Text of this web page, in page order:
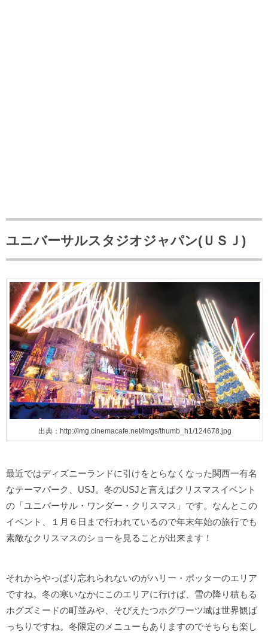
ユニバーサルスタジオジャパン(ＵＳＪ)
出典：http://img.cinemacafe.net/imgs/thumb_h1/124678.jpg
最近ではディズニーランドに引けをとらなくなった関西一有名
なテーマパーク、USJ。冬のUSJと言えばクリスマスイベント
の「ユニバーサル・ワンダー・クリスマス」です。なんとこの
イベント、１月６日まで行われているので年末年始の旅行でも
素敵なクリスマスのショーを見ることが出来ます！
それからやっぱり忘れられないのがハリー・ポッターのエリア
ですね。冬の寒いなかにこのエリアに行けば、雪の降り積もる
ホグズミードの町並みや、そびえたつホグワーツ城は世界観ば
っちりですね。冬限定のメニューもありますのでそちらも楽し